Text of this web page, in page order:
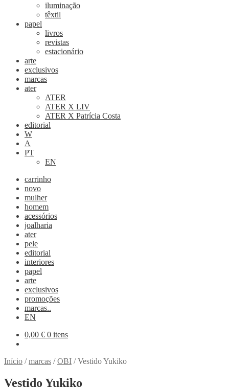
iluminação
têxtil
papel
livros
revistas
estacionário
arte
exclusivos
marcas
ater
ATER
ATER X LIV
ATER X Patrícia Costa
editorial
W
A
PT
EN
carrinho
novo
mulher
homem
acessórios
joalharia
ater
pele
editorial
interiores
papel
arte
exclusivos
promoções
marcas..
EN
0,00 € 0 itens
Início /marcas /OBI /Vestido Yukiko
Vestido Yukiko